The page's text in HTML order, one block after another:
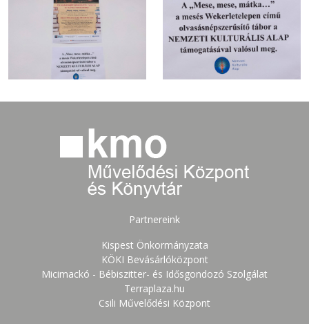
Partnereink
Kispest Önkormányzata
KÖKI Bevásárlóközpont
Micimackó - Bébiszitter- és Idősgondozó Szolgálat
Terraplaza.hu
Csili Művelődési Központ